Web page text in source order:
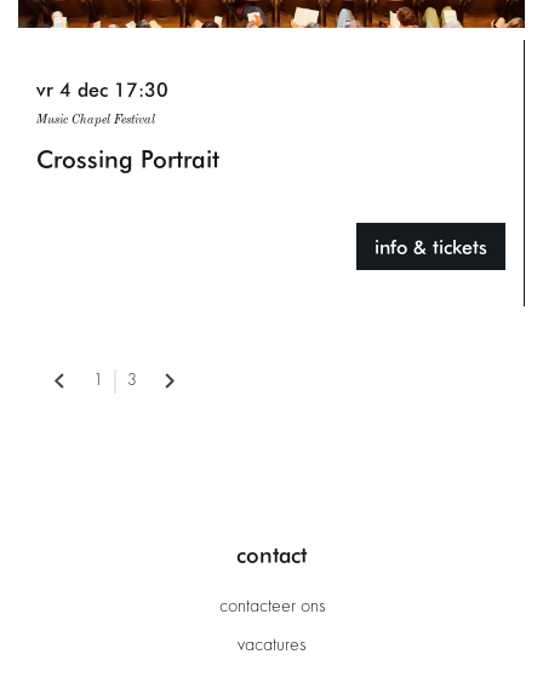
Crossing Portrait
Music Chapel Festival
vr 4 dec 17:30
info & tickets
3
contact
contacteer ons
vacatures